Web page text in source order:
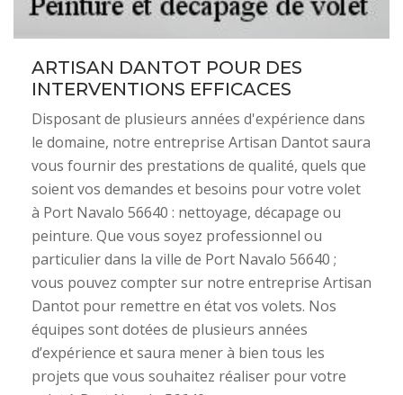
ARTISAN DANTOT POUR DES
INTERVENTIONS EFFICACES
Disposant de plusieurs années d'expérience dans
le domaine, notre entreprise Artisan Dantot saura
vous fournir des prestations de qualité, quels que
soient vos demandes et besoins pour votre volet
à Port Navalo 56640 : nettoyage, décapage ou
peinture. Que vous soyez professionnel ou
particulier dans la ville de Port Navalo 56640 ;
vous pouvez compter sur notre entreprise Artisan
Dantot pour remettre en état vos volets. Nos
équipes sont dotées de plusieurs années
d’expérience et saura mener à bien tous les
projets que vous souhaitez réaliser pour votre